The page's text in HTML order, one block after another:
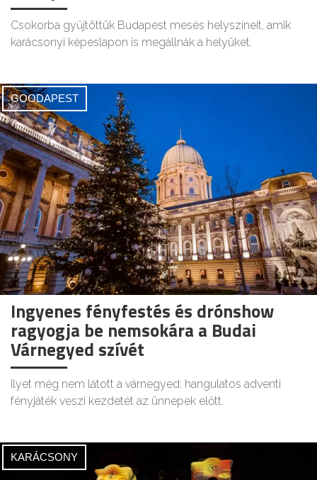
Csokorba gyűjtöttük Budapest mesés helyszíneit, amik
karácsonyi képeslapon is megállnák a helyüket.
GOODAPEST
Ingyenes fényfestés és drónshow
ragyogja be nemsokára a Budai
Várnegyed szívét
Ilyet még nem látott a várnegyed: hangulatos adventi
fényjáték veszi kezdetét az ünnepek előtt.
KARÁCSONY